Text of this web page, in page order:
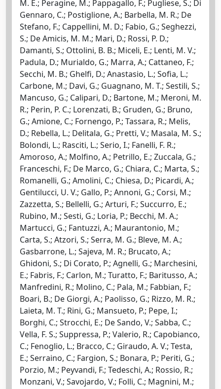
M. E.; Peragine, M.; Pappagallo, F.; Pugliese, S.; Di
Gennaro, C.; Postiglione, A.; Barbella, M. R.; De
Stefano, F.; Cappellini, M. D.; Fabio, G.; Seghezzi,
S.; De Amicis, M. M.; Mari, D.; Rossi, P. D.;
Damanti, S.; Ottolini, B. B.; Miceli, E.; Lenti, M. V.;
Padula, D.; Murialdo, G.; Marra, A.; Cattaneo, F.;
Secchi, M. B.; Ghelfi, D.; Anastasio, L.; Sofia, L.;
Carbone, M.; Davi, G.; Guagnano, M. T.; Sestili, S.;
Mancuso, G.; Calipari, D.; Bartone, M.; Meroni, M.
R.; Perin, P. C.; Lorenzati, B.; Gruden, G.; Bruno,
G.; Amione, C.; Fornengo, P.; Tassara, R.; Melis,
D.; Rebella, L.; Delitala, G.; Pretti, V.; Masala, M. S.;
Bolondi, L.; Rasciti, L.; Serio, I.; Fanelli, F. R.;
Amoroso, A.; Molfino, A.; Petrillo, E.; Zuccala, G.;
Franceschi, F.; De Marco, G.; Chiara, C.; Marta, S.;
Romanelli, G.; Amolini, C.; Chiesa, D.; Picardi, A.;
Gentilucci, U. V.; Gallo, P.; Annoni, G.; Corsi, M.;
Zazzetta, S.; Bellelli, G.; Arturi, F.; Succurro, E.;
Rubino, M.; Sesti, G.; Loria, P.; Becchi, M. A.;
Martucci, G.; Fantuzzi, A.; Maurantonio, M.;
Carta, S.; Atzori, S.; Serra, M. G.; Bleve, M. A.;
Gasbarrone, L.; Sajeva, M. R.; Brucato, A.;
Ghidoni, S.; Di Corato, P.; Agnelli, G.; Marchesini,
E.; Fabris, F.; Carlon, M.; Turatto, F.; Baritusso, A.;
Manfredini, R.; Molino, C.; Pala, M.; Fabbian, F.;
Boari, B.; De Giorgi, A.; Paolisso, G.; Rizzo, M. R.;
Laieta, M. T.; Rini, G.; Mansueto, P.; Pepe, I.;
Borghi, C.; Strocchi, E.; De Sando, V.; Sabba, C.;
Vella, F. S.; Suppressa, P.; Valerio, R.; Capobianco,
C.; Fenoglio, L.; Bracco, C.; Giraudo, A. V.; Testa,
E.; Serraino, C.; Fargion, S.; Bonara, P.; Periti, G.;
Porzio, M.; Peyvandi, F.; Tedeschi, A.; Rossio, R.;
Monzani, V.; Savojardo, V.; Folli, C.; Magnini, M.;